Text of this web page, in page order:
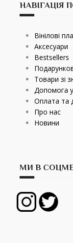
НАВІГАЦІЯ
Вінілові
Аксесуари
Bestsellers
Товари зі
Допомога у
Оплата та
Про нас
Новини
МИ В